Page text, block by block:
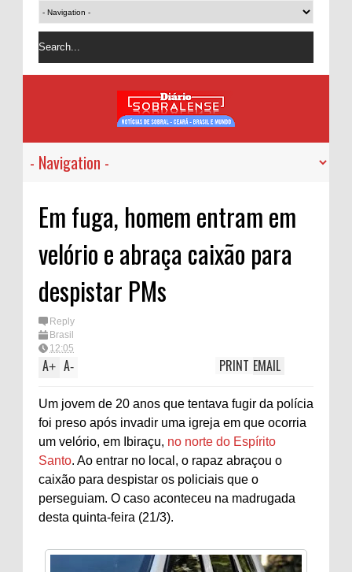
Em fuga, homem entram em
velório e abraça caixão para
despistar PMs
Reply
Brasil
12:05
A+ A- EMAIL
PRINT
Um jovem de 20 anos que tentava fugir da polícia
foi preso após invadir uma igreja em que ocorria
um velório, em Ibiraçu, no norte do Espírito
Santo. Ao entrar no local, o rapaz abraçou o
caixão para despistar os policiais que o
perseguiam. O caso aconteceu na madrugada
desta quinta-feira (21/3).